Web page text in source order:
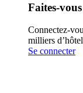
Faites-
Connectez-
milliers
Se connecter